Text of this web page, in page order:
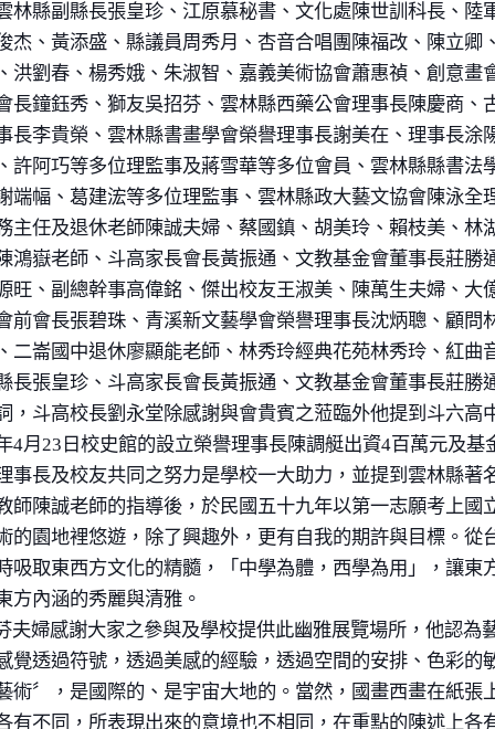
林縣副縣長張皇珍、江原慕秘書、文化處陳世訓科長、
杰、黃添盛、縣議員周秀月、杏音合唱團陳福改、陳立
洪劉春、楊秀娥、朱淑智、嘉義美術協會蕭惠禎、創意
長鐘鈺秀、獅友吳招芬、雲林縣西藥公會理事長陳慶商
長李貴榮、雲林縣書畫學會榮譽理事長謝美在、理事長
許阿巧等多位理監事及蔣雪華等多位會員、雲林縣縣書
端幅、葛建浤等多位理監事、雲林縣政大藝文協會陳泳
主任及退休老師陳誠夫婦、蔡國鎮、胡美玲、賴枝美、林
鴻嶽老師、斗高家長會長黃振通、文教基金會董事長莊
旺、副總幹事高偉銘、傑出校友王淑美、陳萬生夫婦、
前會長張碧珠、青溪新文藝學會榮譽理事長沈炳聰、顧
二崙國中退休廖顯能老師、林秀玲經典花苑林秀玲、紅
長張皇珍、斗高家長會長黃振通、文教基金會董事長莊
，斗高校長劉永堂除感謝與會貴賓之蒞臨外他提到斗六高
4月 23 日校史館的設立榮譽理事長陳調艇出資4百萬元及基
事長及校友共同之努力是學校一大助力，並提到雲林縣
師陳誠老師的指導後，於民國五十九年以第一志願考上
的園地裡悠遊，除了興趣外，更有自我的期許與目標。
吸取東西方文化的精髓，「中學為體，西學為用」，讓
方內涵的秀麗與清雅。
婦感謝大家之參與及學校提供此幽雅展覽場所，他認為
覺透過符號，透過美感的經驗，透過空間的安排、色彩
術〞，是國際的、是宇宙大地的。當然，國畫西畫在紙
有不同，所表現出來的意境也不相同，在重點的陳述上